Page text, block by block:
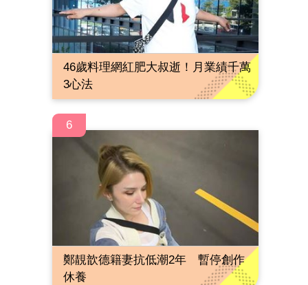
46歲料理網紅肥大叔逝！月業績千萬
3心法
6
鄭靚歆德籍妻抗低潮2年 暫停創作
休養